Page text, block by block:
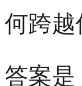
何跨
答案是